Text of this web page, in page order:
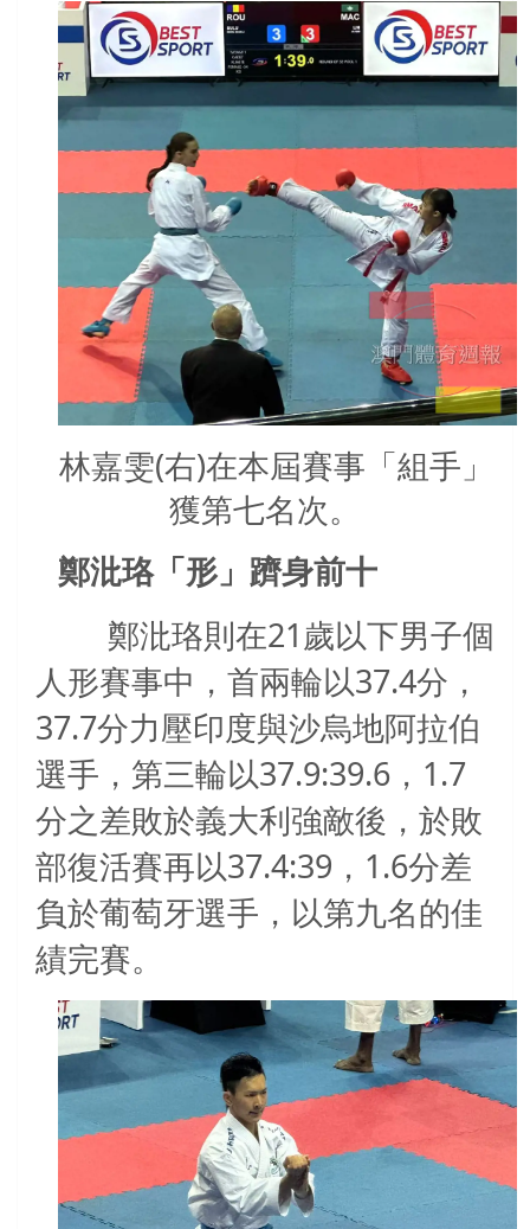
林嘉雯(右)在本屆賽事「組手」
獲第七名次。
鄭沘珞「 形」躋身前十
鄭沘珞則在21 歲以下男子個
人形賽事中，首兩輪以37.4分，
37.7分力壓印度與沙烏地阿拉伯
選手，第三輪以37.9:39.6 ， 1.7
分之差敗於義大利強敵後，於敗
部復活賽再以37.4:39 ， 1.6分差
負於葡萄牙選手，以第九名的佳
績完賽。